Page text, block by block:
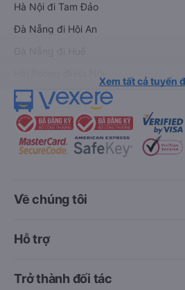
Hà Nội đi Tam Đảo
Đà Nẵng đi Hội An
Xem tất cả tuyến
Về chúng tôi
Hỗ trợ
Trở thành đối tác